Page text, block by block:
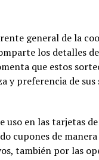
general de la
los detalles
que estos
y preferencia de sus
uso en las tarjetas
cupones de
también por las